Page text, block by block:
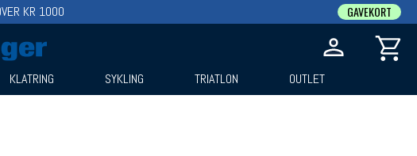
KR 1000 GAVEKORT
KLATRING SYKLING TRIATLON OUTLET